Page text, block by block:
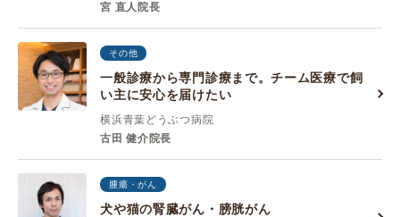
宮 直人院長
その他
一般診療から専門診療まで。チーム医療で飼
い主に安心を届けたい
横浜青葉どうぶつ病院
古田 健介院長
腫瘍・がん
犬や猫の腎臓がん・膀胱がん